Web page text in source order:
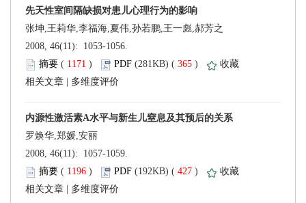
张坤,王莉华,李福海,夏伟,孙若鹏,王一彪,郝芳之
2008, 46(11): 1053-1056.
(
) 365 )
2008, 46(11): 1057-1059.
(
) 427 )